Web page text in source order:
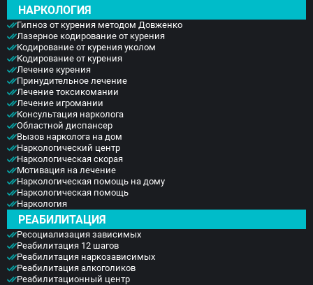
НАРКОЛОГИЯ
Гипноз от курения методом Довженко
Лазерное кодирование от курения
Кодирование от курения уколом
Кодирование от курения
Лечение курения
Принудительное лечение
Лечение токсикомании
Лечение игромании
Консультация нарколога
Областной диспансер
Вызов нарколога на дом
Наркологический центр
Наркологическая скорая
Мотивация на лечение
Наркологическая помощь на дому
Наркологическая помощь
Наркология
РЕАБИЛИТАЦИЯ
Ресоциализация зависимых
Реабилитация 12 шагов
Реабилитация наркозависимых
Реабилитация алкоголиков
Реабилитационный центр